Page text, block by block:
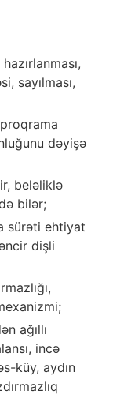
sayılması,
dəyişə
beləliklə
bilər;
sürəti ehtiyat
dişli
ağıllı
incə
küy, aydın